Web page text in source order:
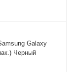
Galaxy
Черный